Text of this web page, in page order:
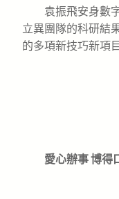
袁振飛安身數字
立異團隊的科研結
的多項新技巧新項
愛心辦事 博得